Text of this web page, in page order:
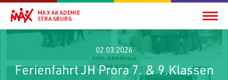
MAX AKADEMIE
STRASBURG
02.03.2026
Ferienfahrt JH Prora 7. & 9.Klassen